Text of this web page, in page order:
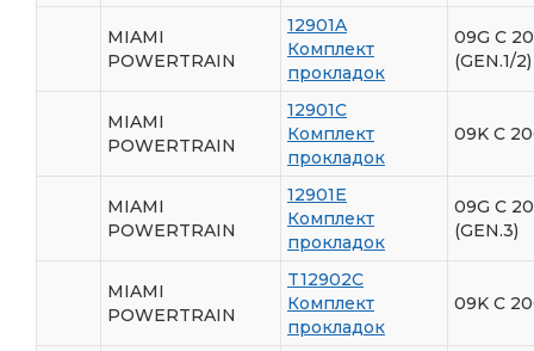
MIAMI
POWERTRAIN
12901A
Комплект
прокладок
09G С
(GEN.1/2)
MIAMI
POWERTRAIN
12901C
Комплект
прокладок
09K C
MIAMI
POWERTRAIN
12901E
Комплект
прокладок
09G C
(GEN.3)
MIAMI
POWERTRAIN
T12902C
Комплект
прокладок
09K C